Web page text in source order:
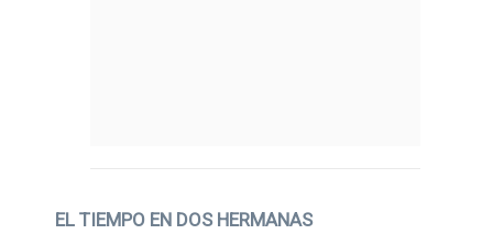
EL TIEMPO EN DOS HERMANAS